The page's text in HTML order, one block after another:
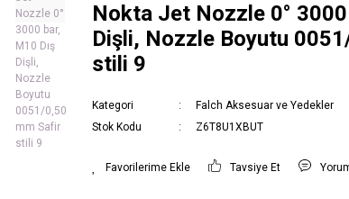
Nokta Jet Nozzle 0° 3000
Dişli, Nozzle Boyutu
stili 9
Kategori
Falch Aksesuar ve Yedekler
Stok Kodu
Z6T8U1XBUT
Tavsiye Et